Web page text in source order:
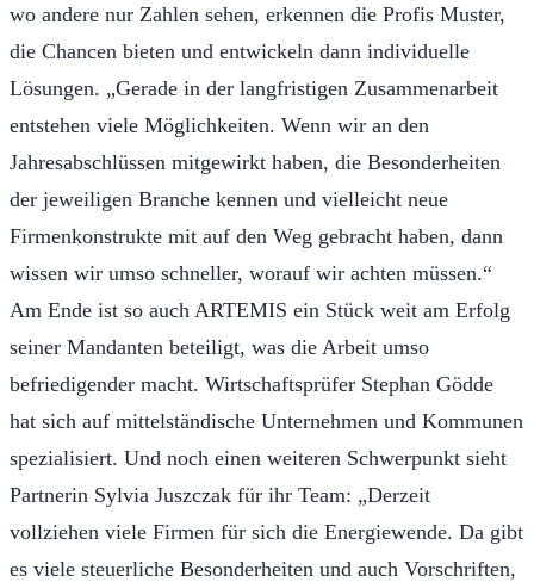
wo andere nur Zahlen sehen, erkennen die Profis Muster,
die Chancen bieten und entwickeln dann individuelle
Lösungen. „Gerade in der langfristigen Zusammenarbeit
entstehen viele Möglichkeiten. Wenn wir an den
Jahresabschlüssen mitgewirkt haben, die Besonderheiten
der jeweiligen Branche kennen und vielleicht neue
Firmenkonstrukte mit auf den Weg gebracht haben, dann
wissen wir umso schneller, worauf wir achten müssen.“
Am Ende ist so auch ARTEMIS ein Stück weit am Erfolg
seiner Mandanten beteiligt, was die Arbeit umso
befriedigender macht. Wirtschaftsprüfer Stephan Gödde
hat sich auf mittelständische Unternehmen und Kommunen
spezialisiert. Und noch einen weiteren Schwerpunkt sieht
Partnerin Sylvia Juszczak für ihr Team: „Derzeit
vollziehen viele Firmen für sich die Energiewende. Da gibt
es viele steuerliche Besonderheiten und auch Vorschriften,